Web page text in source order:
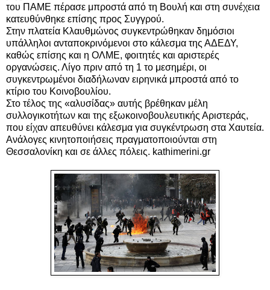
του ΠΑΜΕ πέρασε μπροστά από τη Βουλή και στη συνέχεια
κατευθύνθηκε επίσης προς Συγγρού.
Στην πλατεία Κλαυθμώνος συγκεντρώθηκαν δημόσιοι
υπάλληλοι ανταποκρινόμενοι στο κάλεσμα της ΑΔΕΔΥ,
καθώς επίσης και η ΟΛΜΕ, φοιτητές και αριστερές
οργανώσεις. Λίγο πριν από τη 1 το μεσημέρι, οι
συγκεντρωμένοι διαδήλωναν ειρηνικά μπροστά από το
κτίριο του Κοινοβουλίου.
Στο τέλος της «αλυσίδας» αυτής βρέθηκαν μέλη
συλλογικοτήτων και της εξωκοινοβουλευτικής Αριστεράς,
που είχαν απευθύνει κάλεσμα για συγκέντρωση στα Χαυτεία.
Ανάλογες κινητοποιήσεις πραγματοποιούνται στη
Θεσσαλονίκη και σε άλλες πόλεις. kathimerini.gr